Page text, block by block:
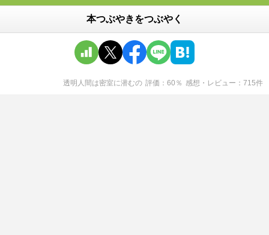
本つぶやきをつぶやく
透明人間は密室に潜むの 評価 60 ％ 感想・レビュー 715件